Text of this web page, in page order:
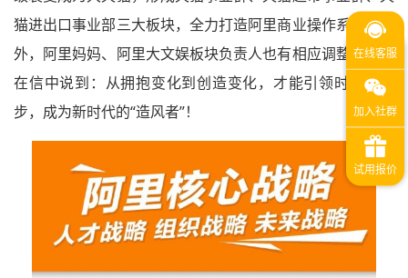
猫进出口事业部三大板块，全力打造阿里商业操作系统。此
外，阿里妈妈、阿里大文娱板块负责人也有相应调整。张勇
在信中说到：从拥抱变化到创造变化，才能引领时代的脚
步，成为新时代的“造风者”！